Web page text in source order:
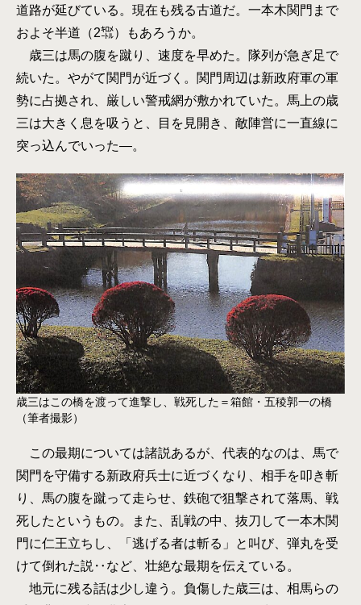
道路が延びている。現在も残る古道だ。一本木関門まで
およそ半道（2㌖）もあろうか。
歳三は馬の腹を蹴り、速度を早めた。隊列が急ぎ足で
続いた。やがて関門が近づく。関門周辺は新政府軍の軍
勢に占拠され、厳しい警戒網が敷かれていた。馬上の歳
三は大きく息を吸うと、目を見開き、敵陣営に一直線に
突っ込んでいった―。
歳三はこの橋を渡って進撃し、戦死した＝箱館・五稜郭一の橋
（筆者撮影）
この最期については諸説あるが、代表的なのは、馬で
関門を守備する新政府兵士に近づくなり、相手を叩き斬
り、馬の腹を蹴って走らせ、鉄砲で狙撃されて落馬、戦
死したというもの。また、乱戦の中、抜刀して一本木関
門に仁王立ちし、「逃げる者は斬る」と叫び、弾丸を受
けて倒れた説‥など、壮絶な最期を伝えている。
地元に残る話は少し違う。負傷した歳三は、相馬らの